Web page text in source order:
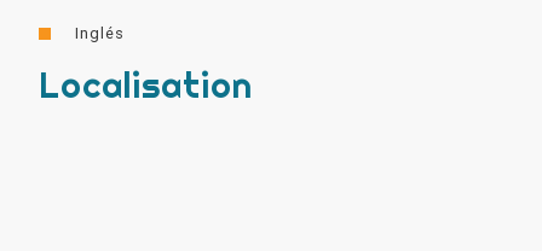
Inglés
Localisation